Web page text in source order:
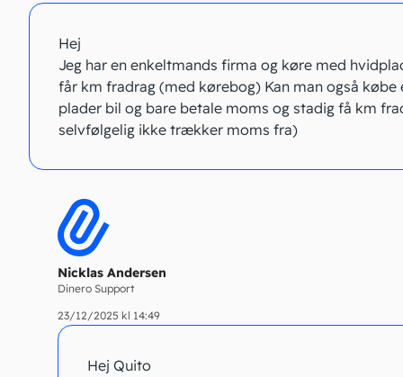
Hej
Jeg har en enkeltmands firma og køre med
får km fradrag (med kørebog) Kan man også købe
plader bil og bare betale moms og stadig få km
selvfølgelig ikke trækker moms fra)
Nicklas Andersen
Dinero Support
23/12/2025 kl 14:49
Hej Quito